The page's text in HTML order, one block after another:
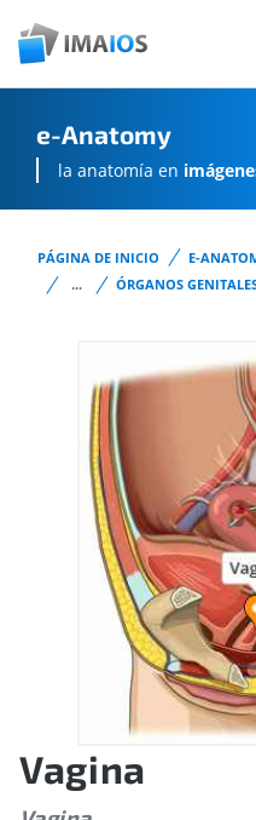
e-Anatomy
la anatomía en
PÁGINA DE INICIO E-
...
ÓRGANOS
Vagina